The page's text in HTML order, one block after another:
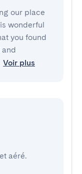
our place
wonderful
you found
and
Voir plus
aéré.